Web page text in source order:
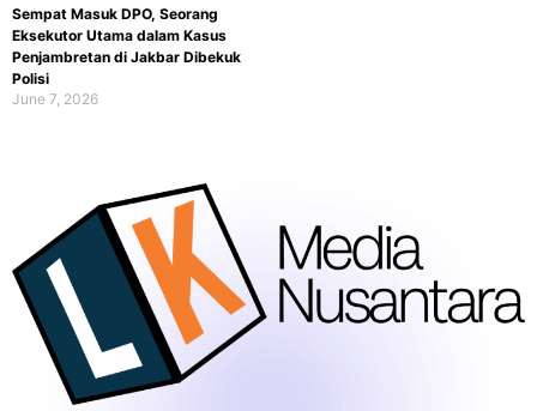
Sempat Masuk DPO, Seorang
Eksekutor Utama dalam Kasus
Penjambretan di Jakbar Dibekuk
Polisi
June 7, 2026